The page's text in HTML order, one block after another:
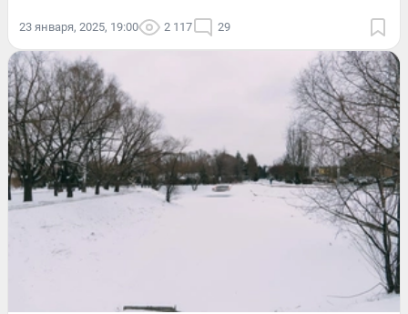
23 января, 2025, 19:00 2 117 29